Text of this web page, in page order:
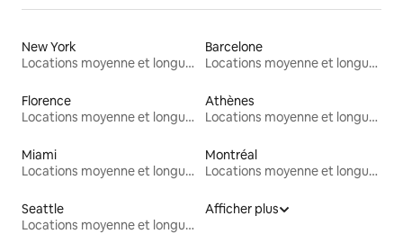
New York
Locations moyenne et longue durée
Barcelone
Locations moyenne et longue durée
Florence
Locations moyenne et longue durée
Athènes
Locations moyenne et longue durée
Miami
Locations moyenne et longue durée
Montréal
Locations moyenne et longue durée
Seattle
Locations moyenne et longue durée
Afficher plus